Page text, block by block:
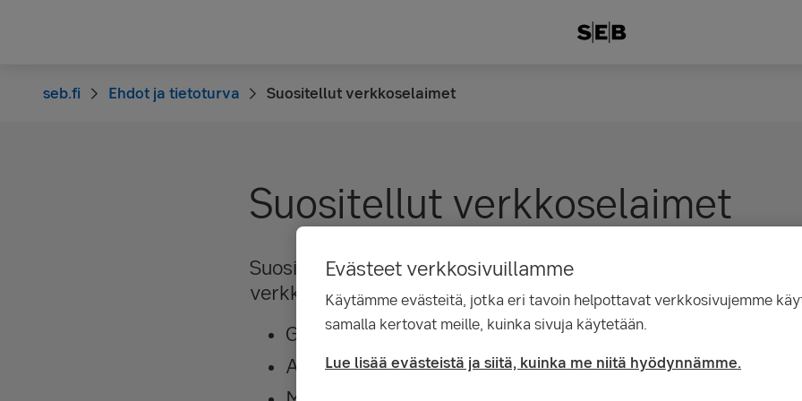
seb.fi Ehdot ja tietoturva Suositellut verkkoselaimet
Suositellut verkkoselaimet
Suosittelemme, että käytät viimeisintä versiota seuraavista
verkkopalvelujamme käyttäessäsi:
Google Chrome
Apple Safari
Evästeet verkkosivuillamme
Käytämme evästeitä, jotka eri tavoin helpottavat verkkosivujemme
samalla kertovat meille, kuinka sivuja käytetään.
Lue lisää evästeistä ja siitä, kuinka me niitä hyödynnämme.